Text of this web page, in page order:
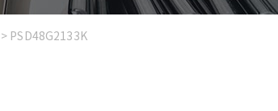
> PSD48G2133K